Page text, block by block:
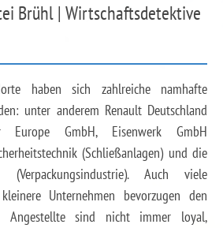
Brühl | Wirtschaftsdetektive
haben sich zahlreiche namhafte
unter anderem Renault Deutschland
Europe GmbH, Eisenwerk GmbH
(Schließanlagen) und die
(Verpackungsindustrie). Auch viele
Unternehmen bevorzugen den
Angestellte sind nicht immer loyal,